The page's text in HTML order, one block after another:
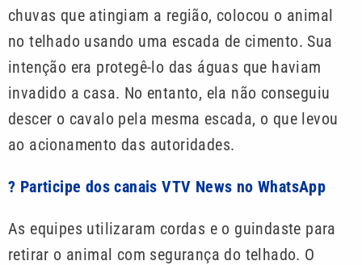
chuvas que atingiam a região, colocou o animal
no telhado usando uma escada de cimento. Sua
intenção era protegê-lo das águas que haviam
invadido a casa. No entanto, ela não conseguiu
descer o cavalo pela mesma escada, o que levou
ao acionamento das autoridades.
? Participe dos canais VTV News no WhatsApp
As equipes utilizaram cordas e o guindaste para
retirar o animal com segurança do telhado. O